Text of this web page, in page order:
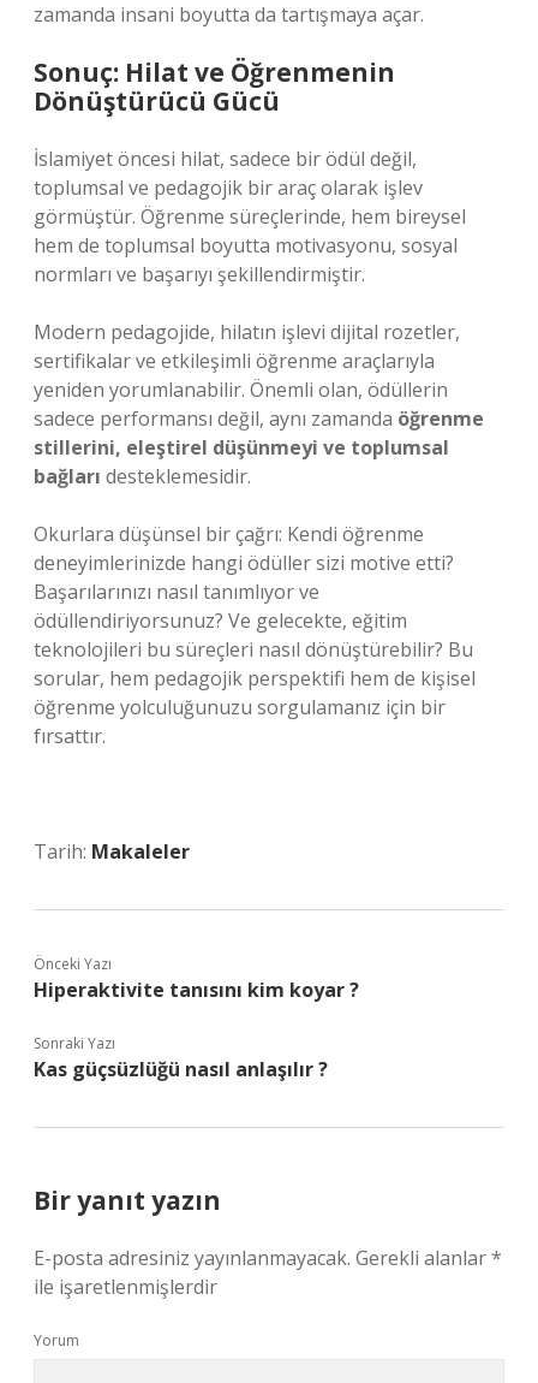
zamanda insani boyutta da tartışmaya açar.
Sonuç: Hilat ve Öğrenmenin
Dönüştürücü Gücü
İslamiyet öncesi hilat, sadece bir ödül değil,
toplumsal ve pedagojik bir araç olarak işlev
görmüştür. Öğrenme süreçlerinde, hem bireysel
hem de toplumsal boyutta motivasyonu, sosyal
normları ve başarıyı şekillendirmiştir.
Modern pedagojide, hilatın işlevi dijital rozetler,
sertifikalar ve etkileşimli öğrenme araçlarıyla
yeniden yorumlanabilir. Önemli olan, ödüllerin
sadece performansı değil, aynı zamanda öğrenme
stillerini, eleştirel düşünmeyi ve toplumsal
bağları desteklemesidir.
Okurlara düşünsel bir çağrı: Kendi öğrenme
deneyimlerinizde hangi ödüller sizi motive etti?
Başarılarınızı nasıl tanımlıyor ve
ödüllendiriyorsunuz? Ve gelecekte, eğitim
teknolojileri bu süreçleri nasıl dönüştürebilir? Bu
sorular, hem pedagojik perspektifi hem de kişisel
öğrenme yolculuğunuzu sorgulamanız için bir
fırsattır.
Tarih: Makaleler
Önceki Yazı
Hiperaktivite tanısını kim koyar ?
Sonraki Yazı
Kas güçsüzlüğü nasıl anlaşılır ?
Bir yanıt yazın
E-posta adresiniz yayınlanmayacak. Gerekli alanlar*
ile işaretlenmişlerdir
Yorum